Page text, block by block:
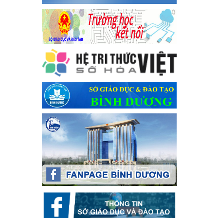
Kế hoạch Tổ chức Hội trại truyền thống học sinh thị xã Bến
Cát Lần thứ VIII, năm học 2023-2024
Kế hoạch Tổ chức Hội trại truyền thống học sinh thị xã Bến Cát
Lần thứ VIII, năm học 2023-2024
Ngày ban hành: 28/12/2023
Phối hợp rà soát nhu cầu tiêm vắc xin phòng Covid 19
Phối hợp rà soát nhu cầu tiêm vắc xin phòng Covid 19
Ngày ban hành: 22/11/2023
Phát động, triển khai Cuộc thi " An toàn giao thông cho nụ
cười ngày mai" dành cho học sinh và giáo viên trung học
năm học 2023-2024
Phát động, triển khai Cuộc thi " An toàn giao thông cho nụ cười
ngày mai" dành cho học sinh và giáo viên trung học năm học
Ngày ban hành: 22/11/2023
Nhắc nhỡ thực hiện thanh toán không dùng tiền mặt các
khoản thu trong nhà trường năm học 2023-2024 và các năm